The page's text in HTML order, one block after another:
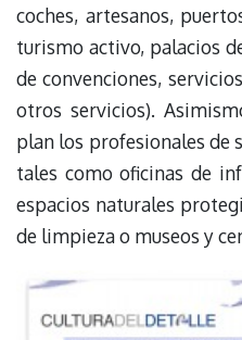
coches, artesanos,
turismo activo, palacios
de convenciones,
otros servicios).
plan los profesionales de
tales como oficinas de
espacios naturales
de limpieza o museos y